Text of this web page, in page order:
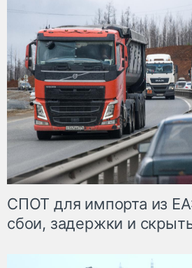
СПОТ для импорта из
сбои, задержки и